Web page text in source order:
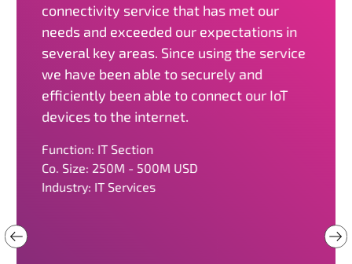
connectivity service that has met our
needs and exceeded our expectations in
several key areas. Since using the service
we have been able to securely and
efficiently been able to connect our IoT
devices to the internet.
Function: IT Section
Co. Size: 250M - 500M USD
Industry: IT Services